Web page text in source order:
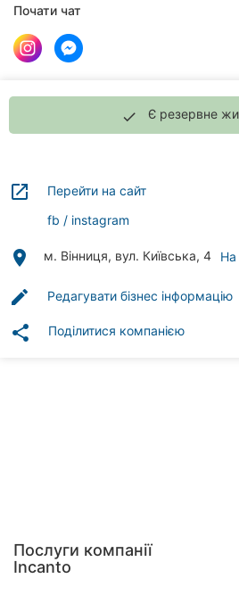
Автошколи
Ресторани
рубрики
міста:
Вінниця
Житомир
Тернопіль
Харків
Почати чат
done Є резервне
launch
Перейти на сайт
fb
instagram
place м. Вінниця, вул. Київська, 4 На
edit Редагувати бізнес інформацію
share Поділитися компанією
Послуги компанії
Incanto